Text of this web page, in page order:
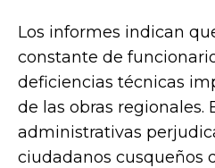
Los informes indican
constante de
deficiencias técnicas
de las obras regionales.
administrativas
ciudadanos cusqueños